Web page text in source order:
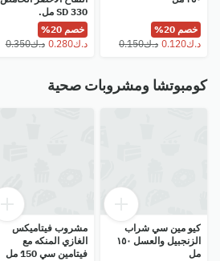
خصم 20%
SD 330 مل.
خصم 20%
⁦د.ك0.280⁩
⁦د.ك0.350⁩
كومبوتشا ومشروبات صحية
كيو مين سي شراب
الزنجبيل والعسل ١٥٠
مل
مشروب فيتاميكس
الغازي المنكه مع
فيتامين سي 150 مل